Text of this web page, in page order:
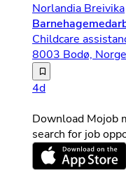
Norlandia Breivika
Childcare
8003 Bodø, Norge
Vi søker etter
4d
Download Mojob
search for job